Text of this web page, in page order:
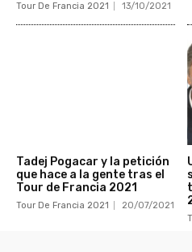
Tour De Francia 2021 13/10/2021
Tadej Pogacar y la petición
que hace a la gente tras el
Tour de Francia 2021
Tour De Francia 2021 20/07/2021